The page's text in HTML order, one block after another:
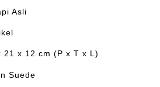
Asli
21 x 12 cm (P x T x L)
Suede